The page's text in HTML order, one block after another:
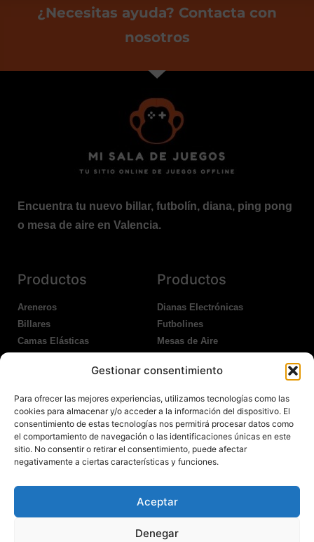
Gestionar consentimiento
Para ofrecer las mejores experiencias, utilizamos tecnologías como las
cookies para almacenar y/o acceder a la información del dispositivo. El
consentimiento de estas tecnologías nos permitirá procesar datos como
el comportamiento de navegación o las identificaciones únicas en este
sitio. No consentir o retirar el consentimiento, puede afectar
negativamente a ciertas características y funciones.
Aceptar
Denegar
¿Necesitas ayuda? Contacta con
nosotros
Encuentra tu nuevo billar, futbolín, diana, ping pong
o mesa de aire en Valencia.
Productos
Areneros
Billares
Camas Elásticas
Productos
Dianas Electrónicas
Futbolines
Mesas de Aire
Ping Pong Exterior
Nosotros
Atención al Cliente
Garantías
Contacto
Política Devoluciones
Legales
Aviso Legal
Política de Privacidad
Política de Cookies
Polítíca de RRSS